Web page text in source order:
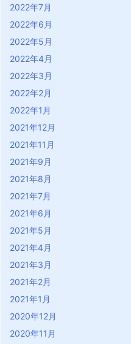
2022年7月
2022年6月
2022年5月
2022年4月
2022年3月
2022年2月
2022年1月
2021年12月
2021年11月
2021年9月
2021年8月
2021年7月
2021年6月
2021年5月
2021年4月
2021年3月
2021年2月
2021年1月
2020年12月
2020年11月